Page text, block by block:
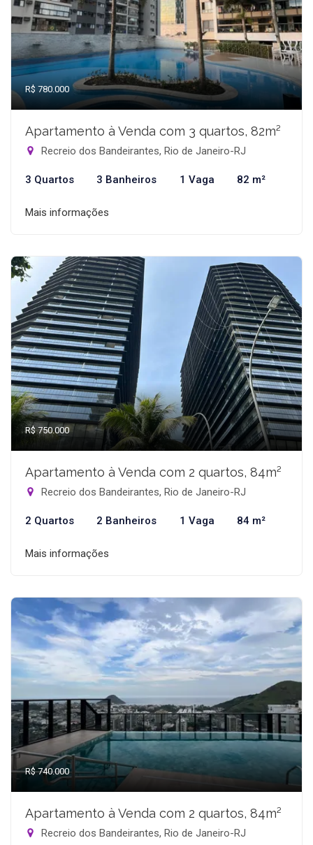
R$ 780.000
Apartamento à Venda com 3 quartos, 82m²
Recreio dos Bandeirantes, Rio de Janeiro-RJ
3 Quartos 3 Banheiros 1 Vaga 82 m²
Mais informações
R$ 750.000
Apartamento à Venda com 2 quartos, 84m²
Recreio dos Bandeirantes, Rio de Janeiro-RJ
2 Quartos 2 Banheiros 1 Vaga 84 m²
Mais informações
R$ 740.000
Apartamento à Venda com 2 quartos, 84m²
Recreio dos Bandeirantes, Rio de Janeiro-RJ